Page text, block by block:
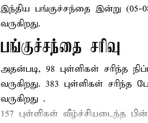
இந்திய பங்குச்சந்தை இன்று (05-
வருகிறது.
பங்குச்சந்தை சரிவு
அதன்படி, 98 புள்ளிகள் சரிந்த
வருகிறது. 383 புள்ளிகள் சரிந்த
வருகிறது .
157 புள்ளிகள் வீழ்ச்சியடைந்த பின்